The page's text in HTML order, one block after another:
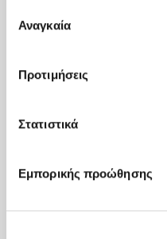
των υπηρεσιών τους.
συγκατάθεσης
Αναγκαία
Προτιμήσεις
Στατιστικά
Εμπορικής προώθησης